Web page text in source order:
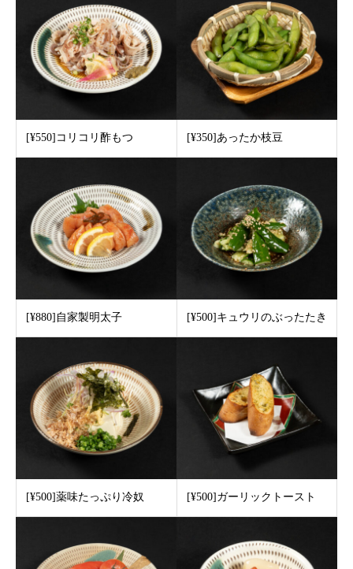
[¥550]コリコリ酢もつ [¥350]あったか枝豆
[¥880]自家製明太子 [¥500]キュウリのぶったたき
[¥500]薬味たっぷり冷奴 [¥500]ガーリックトースト